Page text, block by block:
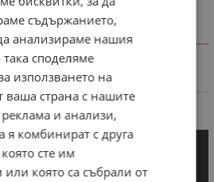
Superseal 1.5
формат
съдържанието,
анализираме нашия
споделяме
използването на
ваша страна с нашите
и анализи,
я комбинират с друга
сте им
или която са събрали от